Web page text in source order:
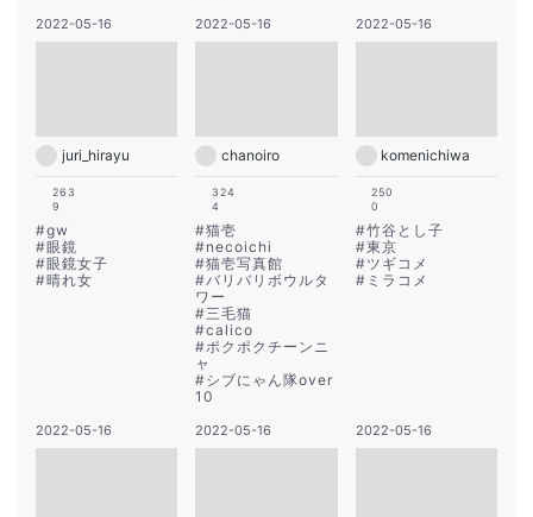
2022-05-16
juri_hirayu
263
9
#gw
#眼鏡
#眼鏡女子
#晴れ女
2022-05-16
chanoiro
324
4
#猫壱
#necoichi
#猫壱写真館
#バリバリボウルタ
ワー
#三毛猫
#calico
#ポクポクチーンニ
ャ
#シブにゃん隊over
10
2022-05-16
komenichiwa
250
0
#竹谷とし子
#東京
#ツギコメ
# ミラコメ
2022-05-16 2022-05-16 2022-05-16